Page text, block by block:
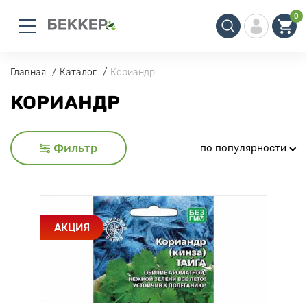
0
Главная Каталог Кориандр
КОРИАНДР
Фильтр по популярности
АКЦИЯ